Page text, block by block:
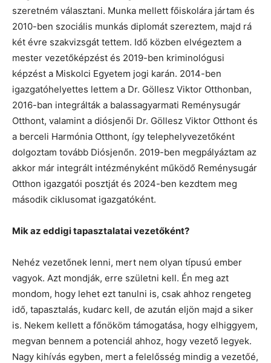
szeretném választani. Munka mellett főiskolára jártam és
2010-ben szociális munkás diplomát szereztem, majd rá
két évre szakvizsgát tettem. Idő közben elvégeztem a
mester vezetőképzést és 2019-ben kriminológusi
képzést a Miskolci Egyetem jogi karán. 2014-ben
igazgatóhelyettes lettem a Dr. Göllesz Viktor Otthonban,
2016-ban integrálták a balassagyarmati Reménysugár
Otthont, valamint a diósjenői Dr. Göllesz Viktor Otthont és
a berceli Harmónia Otthont, így telephelyvezetőként
dolgoztam tovább Diósjenőn. 2019-ben megpályáztam az
akkor már integrált intézményként működő Reménysugár
Otthon igazgatói posztját és 2024-ben kezdtem meg
második ciklusomat igazgatóként.
Mik az eddigi tapasztalatai vezetőként?
Nehéz vezetőnek lenni, mert nem olyan típusú ember
vagyok. Azt mondják, erre születni kell. Én meg azt
mondom, hogy lehet ezt tanulni is, csak ahhoz rengeteg
idő, tapasztalás, kudarc kell, de azután eljön majd a siker
is. Nekem kellett a főnököm támogatása, hogy elhiggyem,
megvan bennem a potenciál ahhoz, hogy vezető legyek.
Nagy kihívás egyben, mert a felelősség mindig a vezetőé,